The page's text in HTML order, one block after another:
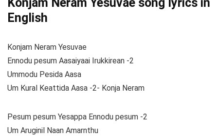
English
Konjam Neram Yesuvae
Ennodu pesum Aasaiyaai Irukkirean -2
Ummodu Pesida Aasa
Um Kural Keattida Aasa -2- Konja Neram
Pesum pesum Yesappa Ennodu pesum -2
Um Aruginil Naan Amarnthu